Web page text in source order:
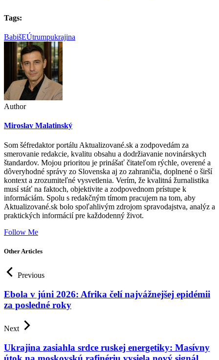
Tags:
BabišEÚtrumpukrajina
Author
Miroslav Malatinský
Som šéfredaktor portálu Aktualizované.sk a zodpovedám za
smerovanie redakcie, kvalitu obsahu a dodržiavanie novinárskych
štandardov. Mojou prioritou je prinášať čitateľom rýchle, overené a
dôveryhodné správy zo Slovenska aj zo zahraničia, doplnené o širší
kontext a zrozumiteľné vysvetlenia. Verím, že kvalitná žurnalistika
musí stáť na faktoch, objektivite a zodpovednom prístupe k
informáciám. Spolu s redakčným tímom pracujem na tom, aby
Aktualizované.sk bolo spoľahlivým zdrojom spravodajstva, analýz a
praktických informácií pre každodenný život.
Follow Me
Other Articles
Previous
Ebola v júni 2026: Afrika čelí najvážnejšej epidémii
za posledné roky
Next
Ukrajina zasiahla srdce ruskej energetiky: Masívny